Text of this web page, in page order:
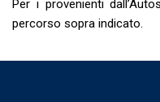
Per i provenienti
percorso sopra indicato.